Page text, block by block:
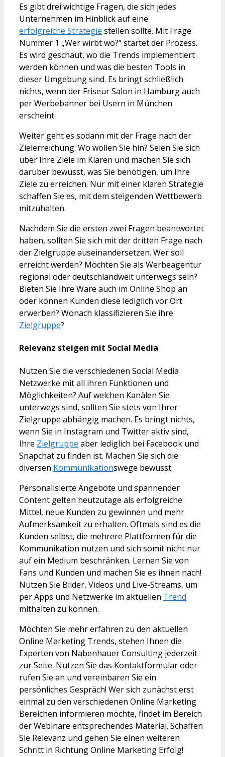
Es gibt drei wichtige Fragen, die sich jedes
Unternehmen im Hinblick auf eine
erfolgreiche Strategie stellen sollte. Mit Frage
Nummer 1 „Wer wirbt wo?“ startet der Prozess.
Es wird geschaut, wo die Trends implementiert
werden können und was die besten Tools in
dieser Umgebung sind. Es bringt schließlich
nichts, wenn der Friseur Salon in Hamburg auch
per Werbebanner bei Usern in München
erscheint.
Weiter geht es sodann mit der Frage nach der
Zielerreichung: Wo wollen Sie hin? Seien Sie sich
über Ihre Ziele im Klaren und machen Sie sich
darüber bewusst, was Sie benötigen, um Ihre
Ziele zu erreichen. Nur mit einer klaren Strategie
schaffen Sie es, mit dem steigenden Wettbewerb
mitzuhalten.
Nachdem Sie die ersten zwei Fragen beantwortet
haben, sollten Sie sich mit der dritten Frage nach
der Zielgruppe auseinandersetzen. Wer soll
erreicht werden? Möchten Sie als Werbeagentur
regional oder deutschlandweit unterwegs sein?
Bieten Sie Ihre Ware auch im Online Shop an
oder können Kunden diese lediglich vor Ort
erwerben? Wonach klassifizieren Sie ihre
Zielgruppe?
Relevanz steigen mit Social Media
Nutzen Sie die verschiedenen Social Media
Netzwerke mit all ihren Funktionen und
Möglichkeiten? Auf welchen Kanälen Sie
unterwegs sind, sollten Sie stets von Ihrer
Zielgruppe abhängig machen. Es bringt nichts,
wenn Sie in Instagram und Twitter aktiv sind,
Ihre Zielgruppe aber lediglich bei Facebook und
Snapchat zu finden ist. Machen Sie sich die
diversen Kommunikationswege bewusst.
Personalisierte Angebote und spannender
Content gelten heutzutage als erfolgreiche
Mittel, neue Kunden zu gewinnen und mehr
Aufmerksamkeit zu erhalten. Oftmals sind es die
Kunden selbst, die mehrere Plattformen für die
Kommunikation nutzen und sich somit nicht nur
auf ein Medium beschränken. Lernen Sie von
Fans und Kunden und machen Sie es ihnen nach!
Nutzen Sie Bilder, Videos und Live-Streams, um
per Apps und Netzwerke im aktuellen Trend
mithalten zu können.
Möchten Sie mehr erfahren zu den aktuellen
Online Marketing Trends, stehen Ihnen die
Experten von Nabenhauer Consulting jederzeit
zur Seite. Nutzen Sie das Kontaktformular oder
rufen Sie an und vereinbaren Sie ein
persönliches Gespräch! Wer sich zunächst erst
einmal zu den verschiedenen Online Marketing
Bereichen informieren möchte, findet im Bereich
der Webinare entsprechendes Material. Schaffen
Sie Relevanz und gehen Sie einen weiteren
Schritt in Richtung Online Marketing Erfolg!